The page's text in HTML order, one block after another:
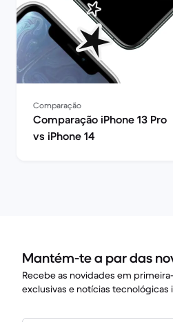
Comparação
Comparação iPhone 13 Pro
vs iPhone 14
Mantém-te a par das
Recebe as novidades em
exclusivas e notícias tecnológicas